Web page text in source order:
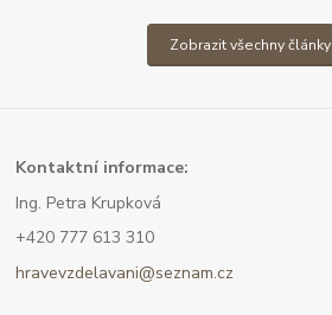
Zobrazit všechny články
Kontaktní informace:
Ing. Petra Krupková
+420 777 613 310
hravevzdelavani@seznam.cz